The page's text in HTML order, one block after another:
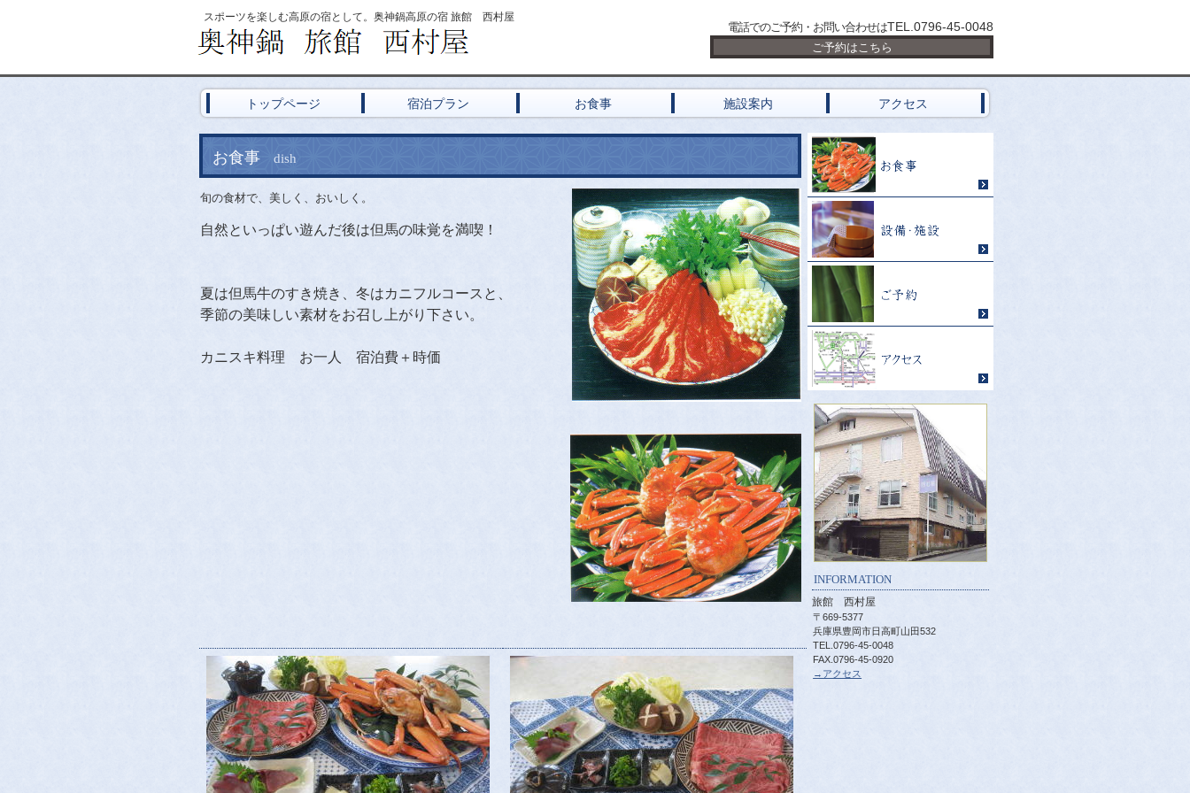
スポーツを楽しむ高原の宿として。奥神鍋高原の宿 旅館 西村屋
電話でのご予約・お問い合わせはTEL.0796-45-0048
ご予約はこちら
お食事 dish
旬の食材で、美しく、おいしく。
自然といっぱい遊んだ後は但馬の味覚を満喫！
夏は但馬牛のすき焼き、冬はカニフルコースと、
季節の美味しい素材をお召し上がり下さい。
カニスキ料理 お一人 宿泊費＋時価
トップページ 宿泊プラン お食事 施設案内 アクセス
INFORMATION
旅館 西村屋
〒669-5377
兵庫県豊岡市日高町山田532
TEL.0796-45-0048
FAX.0796-45-0920
→アクセス